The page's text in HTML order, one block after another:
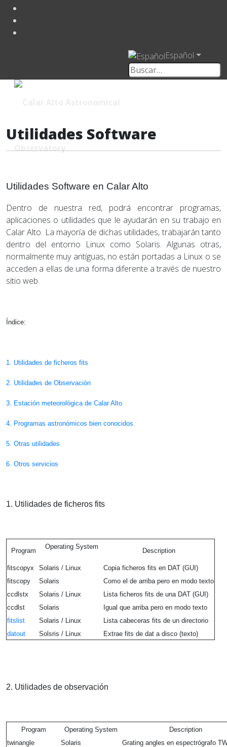
Español
Utilidades Software
Utilidades Software en Calar Alto
Dentro de nuestra red, podrá encontrar programas,
aplicaciones o utilidades que le ayudarán en su trabajo en
Calar Alto. La mayoría de dichas utilidades, trabajarán tanto
dentro del entorno Linux como Solaris. Algunas otras,
normalmente muy antíguas, no están portadas a Linux o se
acceden a ellas de una forma diferente a través de nuestro
sitio web
Índice:
1. Utilidades de ficheros fits
2. Utilidades de Observación
3. Estación meteorológica de Calar Alto
4. Programas astronómicos bien conocidos
5. Otras utilidades
6. Otros servicios
1. Utilidades de ficheros fits
Program
Operating System
Description
fitscopyx Solaris / Linux
Copia ficheros fits en DAT (GUI)
fitscopy
Solaris
Como el de arriba pero en modo texto
ccdlstx
Solaris / Linux
Lista ficheros fits de una DAT (GUI)
ccdlst
Solaris
Igual que arriba pero en modo texto
fitslist
Solaris / Linux
Lista cabeceras fits de un directorio
datout
Solsris / Linux Extrae fits de dat a disco (texto)
2. Utilidades de observación
Program Operating System
Description
twinangle
Solaris Grating angles en espectrógrafo